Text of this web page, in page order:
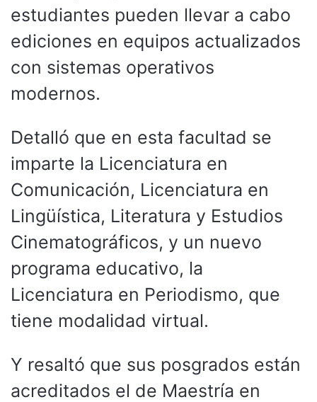
estudiantes pueden llevar a cabo
ediciones en equipos actualizados
con sistemas operativos
modernos.
Detalló que en esta facultad se
imparte la Licenciatura en
Comunicación, Licenciatura en
Lingüística, Literatura y Estudios
Cinematográficos, y un nuevo
programa educativo, la
Licenciatura en Periodismo, que
tiene modalidad virtual.
Y resaltó que sus posgrados están
acreditados el de Maestría en